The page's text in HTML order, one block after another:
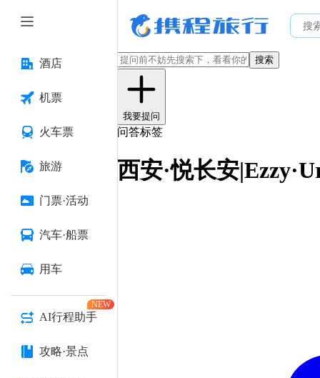
酒店
机票
火车票
旅游
门票·活动
汽车·船票
用车
AI行程助手
NEW
攻略·景点
搜索
我要提问
问答标签
西安·悦长安